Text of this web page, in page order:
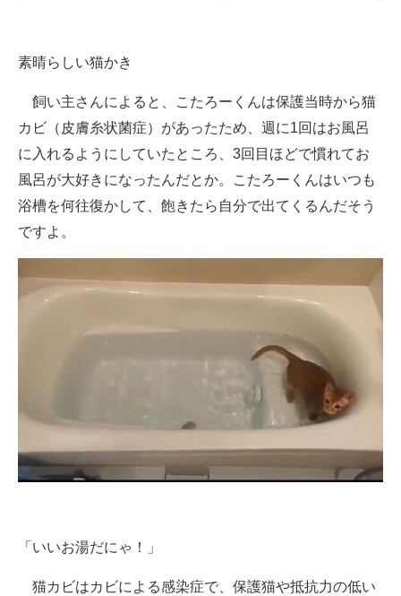
素晴らしい猫かき
飼い主さんによると、こたろーくんは保護当時から猫
カビ（皮膚糸状菌症）があったため、週に1回はお風呂
に入れるようにしていたところ、3回目ほどで慣れてお
風呂が大好きになったんだとか。こたろーくんはいつも
浴槽を何往復かして、飽きたら自分で出てくるんだそう
ですよ。
「いいお湯だにゃ！」
猫カビはカビによる感染症で、保護猫や抵抗力の低い